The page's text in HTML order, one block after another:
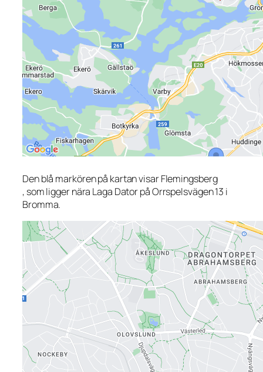
Den blå markören på kartan visar Flemingsberg
, som ligger nära Laga Dator på Orrspelsvägen 13 i
Bromma.